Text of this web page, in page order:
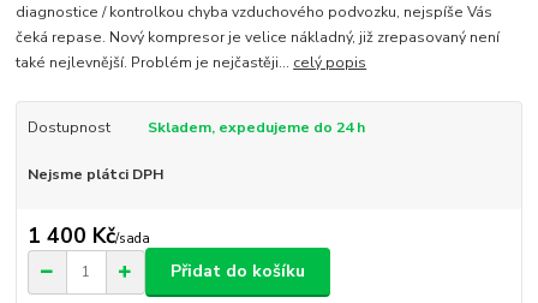
diagnostice / kontrolkou chyba vzduchového podvozku, nejspíše Vás
čeká repase. Nový kompresor je velice nákladný, již zrepasovaný není
také nejlevnější. Problém je nejčastěji... celý popis
Dostupnost Skladem, expedujeme do 24 h
Nejsme plátci DPH
1 400 Kč/sada
Přidat do košíku